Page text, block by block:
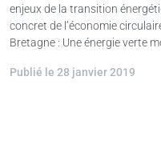
enjeux de la transition
concret de l’économie
Bretagne : Une énergie verte
Publié le 28 janvier 2019